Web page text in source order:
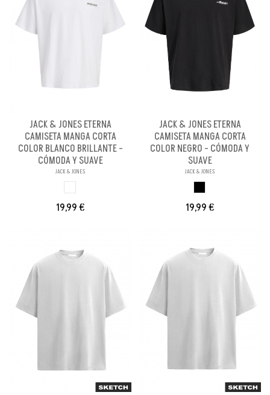
JACK & JONES ETERNA
CAMISETA MANGA CORTA
COLOR BLANCO BRILLANTE -
CÓMODA Y SUAVE
JACK & JONES
19,99 €
JACK & JONES ETERNA
CAMISETA MANGA CORTA
COLOR NEGRO - CÓMODA Y
SUAVE
JACK & JONES
19,99 €